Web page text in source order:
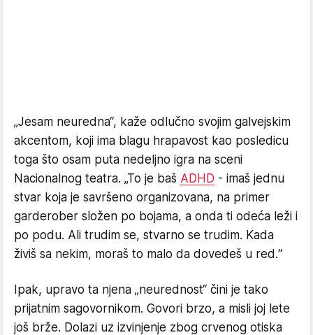
​„Jesam neuredna“, kaže odlučno svojim galvejskim
akcentom, koji ima blagu hrapavost kao posledicu
toga što osam puta nedeljno igra na sceni
Nacionalnog teatra. „To je baš ADHD - imaš jednu
stvar koja je savršeno organizovana, na primer
garderober složen po bojama, a onda ti odeća leži i
po podu. Ali trudim se, stvarno se trudim. Kada
živiš sa nekim, moraš to malo da dovedeš u red.“
​Ipak, upravo ta njena „neurednost“ čini je tako
prijatnim sagovornikom. Govori brzo, a misli joj lete
još brže. Dolazi uz izvinjenje zbog crvenog otiska